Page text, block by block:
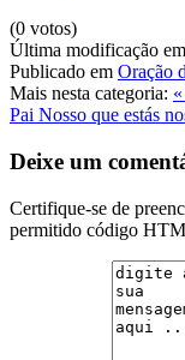
(0 votos)
Última modificação
Publicado em Oração
Mais nesta categoria:
Pai Nosso que estás
Deixe um
Certifique-se de
permitido código